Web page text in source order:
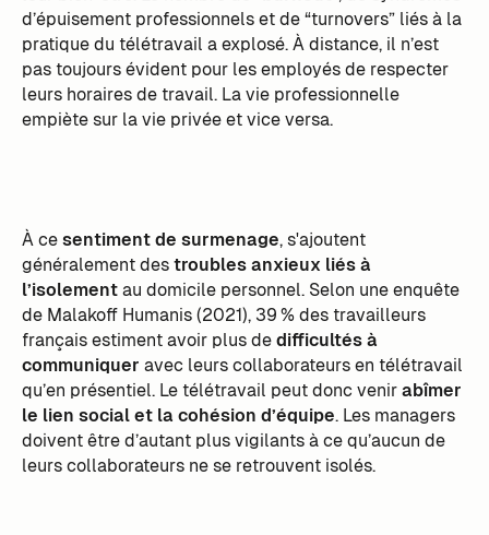
d’épuisement professionnels et de “turnovers” liés à la
pratique du télétravail a explosé. À distance, il n’est
pas toujours évident pour les employés de respecter
leurs horaires de travail. La vie professionnelle
empiète sur la vie privée et vice versa.
À cesentiment de surmenage, s'ajoutent
généralement destroubles anxieux liés à
l’isolementau domicile personnel. Selon une enquête
de Malakoff Humanis (2021), 39 % des travailleurs
français estiment avoir plus dedifficultés à
communiquer avec leurs collaborateurs en télétravail
qu’en présentiel. Le télétravail peut donc venirabîmer
le lien social et la cohésion d’équipe. Les managers
doivent être d’autant plus vigilants à ce qu’aucun de
leurs collaborateurs ne se retrouvent isolés.